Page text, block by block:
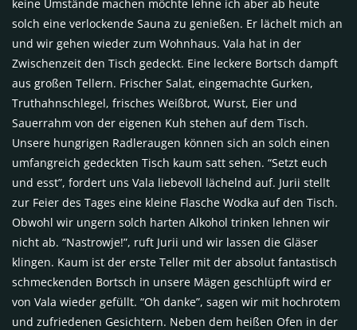
keine Umstände machen möchte lehne ich aber ab heute
solch eine verlockende Sauna zu genießen. Er lächelt mich an
und wir gehen wieder zum Wohnhaus. Vala hat in der
Zwischenzeit den Tisch gedeckt. Eine leckere Bortsch dampft
aus großen Tellern. Frischer Salat, eingemachte Gurken,
Truthahnschlegel, frisches Weißbrot, Wurst, Eier und
Sauerrahm von der eigenen Kuh stehen auf dem Tisch.
Unsere hungrigen Radleraugen können sich an solch einen
umfangreich gedeckten Tisch kaum satt sehen. “Setzt euch
und esst”, fordert uns Vala liebevoll lächelnd auf. Jurii stellt
zur Feier des Tages eine kleine Flasche Wodka auf den Tisch.
Obwohl wir ungern solch harten Alkohol trinken lehnen wir
nicht ab. “Nastrowje!”, ruft Jurii und wir lassen die Gläser
klingen. Kaum ist der erste Teller mit der absolut fantastisch
schmeckenden Bortsch in unsere Mägen geschlüpft wird er
von Vala wieder gefüllt. “Oh danke”, sagen wir mit hochrotem
und zufriedenen Gesichtern. Neben dem heißen Ofen in der